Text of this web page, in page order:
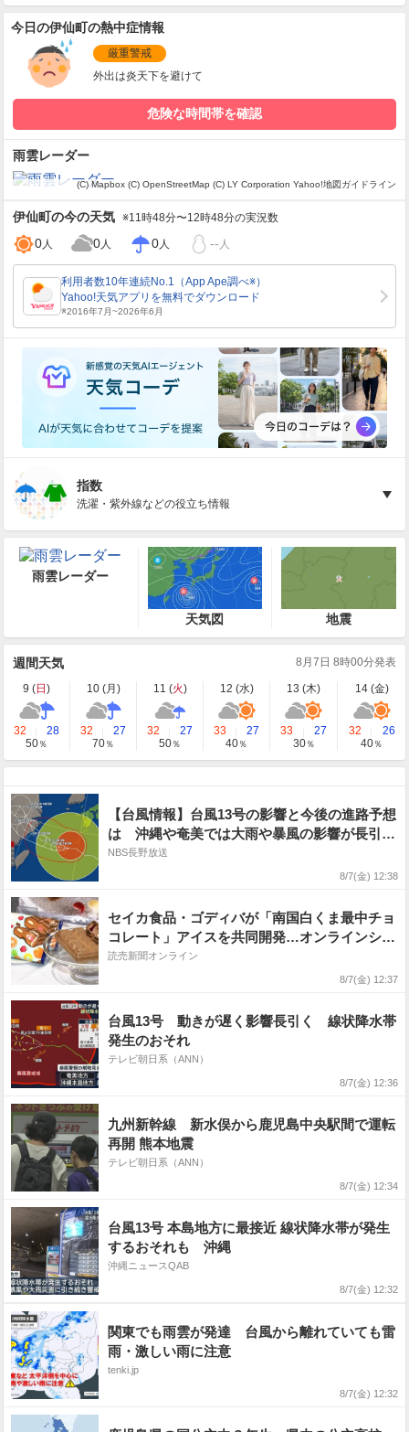
今日の伊仙町の熱中症情報
厳重警戒
外出は炎天下を避けて
危険な時間帯を確認
雨雲レーダー
(C) Mapbox (C) OpenStreetMap (C) LY Corporation Yahoo!地図ガイドライン
伊仙町の今の天気 ※11時48分〜12時48分の実況数
0人 0人 0人 -- 人
指数
洗濯・紫外線などの役立ち情報
雨雲レーダー
天気図 地震
週間天気 8月7日 8時00分発表
9 (日 ) 10 (月 ) 11 (火) 12 (水) 13 (木) 14 (金)
32
28
50％
32
27
70％
32
27
50％
33
27
40％
33
27
30％
32
26
40％
【台風情報】台風13号の影響と今後の進路予想
は 沖縄や奄美では大雨や暴風の影響が長引く
見込み 線状降水帯が発生する可能性 厳重に
NBS長野放送
8/7(金) 12:38
セイカ食品・ゴディバが「南国白くま最中チョ
コレート」アイスを共同開発…オンラインショ
ップなどで販売
読売新聞オンライン
8/7(金) 12:37
台風13号 動きが遅く影響長引く 線状降水帯
発生のおそれ
テレビ朝日系（ANN）
8/7(金) 12:36
九州新幹線 新水俣から鹿児島中央駅間で運転
再開 熊本地震
テレビ朝日系（ANN）
8/7(金) 12:34
台風13号 本島地方に最接近 線状降水帯が発生
するおそれも 沖縄
沖縄ニュースQAB
8/7(金) 12:32
関東でも雨雲が発達 台風から離れていても雷
雨・激しい雨に注意
tenki.jp
8/7(金) 12:32